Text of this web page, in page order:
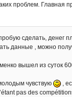
проблем. Главная
сделать, денег
данные , можно
вышел из суток
чувствую
,
pas des